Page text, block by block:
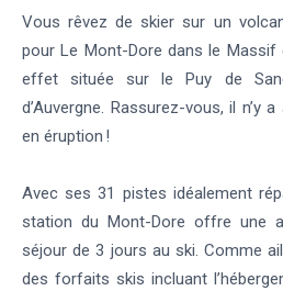
Vous rêvez de skier sur un
pour Le Mont-Dore dans le
effet située sur le Puy de
d’Auvergne. Rassurez-vous, il n’y
en éruption !
Avec ses 31 pistes idéalement
station du Mont-Dore offre une
séjour de 3 jours au ski. Comme
des forfaits skis incluant